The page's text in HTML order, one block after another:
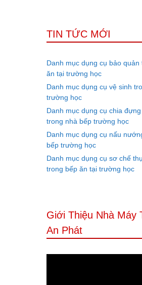
TIN TỨC MỚI
Danh mục dụng cụ bảo quản
ăn tại trường học
Danh mục dụng cụ vệ sinh
trường học
Danh mục dụng cụ chia
trong nhà bếp trường học
Danh mục dụng cụ nấu
bếp trường học
Danh mục dụng cụ sơ chế
trong bếp ăn tại trường học
Giới Thiệu Nhà Máy
An Phát